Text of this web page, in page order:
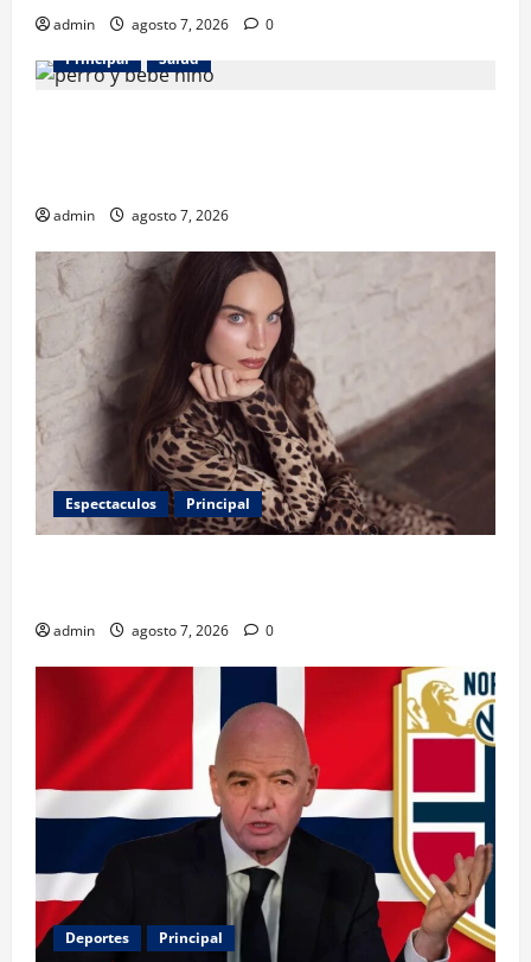
admin agosto 7, 2026
0
Principal
Salud
admin agosto 7, 2026
Espectaculos Principal
admin agosto 7, 2026 0
Deportes Principal